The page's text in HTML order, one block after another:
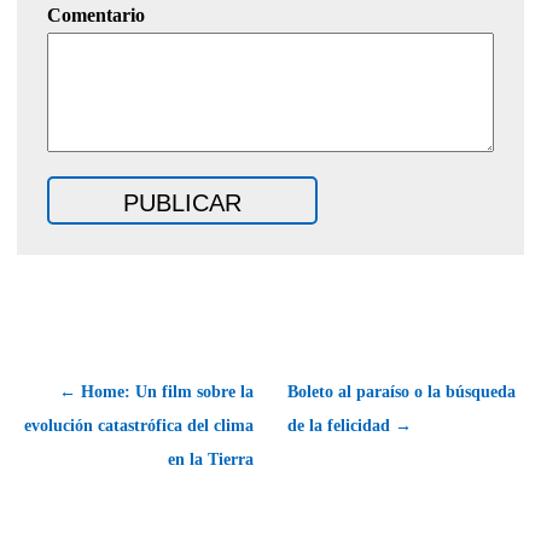
Comentario
← Home: Un film sobre la
evolución catastrófica del clima
en la Tierra
Boleto al paraíso o la búsqueda
de la felicidad →